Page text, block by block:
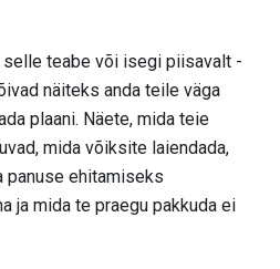
selle teabe või isegi piisavalt -
näiteks anda teile väga
plaani. Näete, mida teie
mida võiksite laiendada,
panuse ehitamiseks
ja mida te praegu pakkuda ei